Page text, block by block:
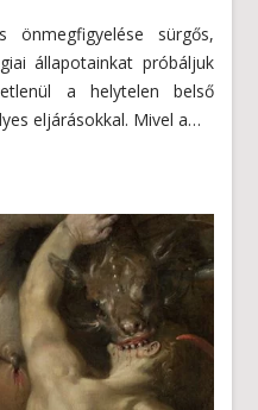
sürgős,
állapotainkat próbáljuk
a helytelen belső
eljárásokkal. Mivel a…